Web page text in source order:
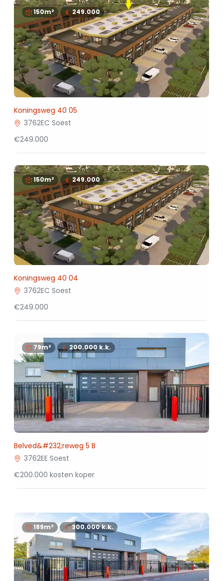
150m² 249.000
Koningsweg 40 05
3762EC Soest
€249.000
150m² 249.000
Koningsweg 40 04
3762EC Soest
€249.000
79m² 200.000 k.k.
Belved&#232;reweg 5 B
3762EE Soest
€200.000 kosten koper
189m² 300.000k.k.